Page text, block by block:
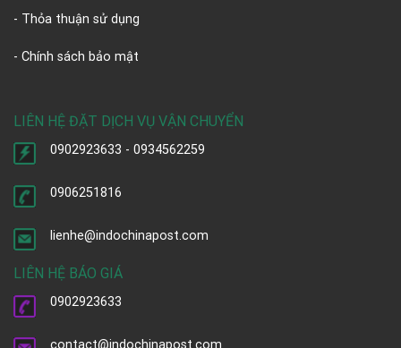
- Thỏa thuận sử dụng
- Chính sách bảo mật
LIÊN HỆ ĐẶT DỊCH VỤ VẬN CHUYỂN
0902923633 - 0934562259
0906251816
lienhe@indochinapost.com
LIÊN HỆ BÁO GIÁ
0902923633